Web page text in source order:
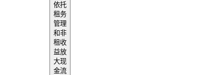
依托
租务
管理
和非
租收
益放
大现
金流